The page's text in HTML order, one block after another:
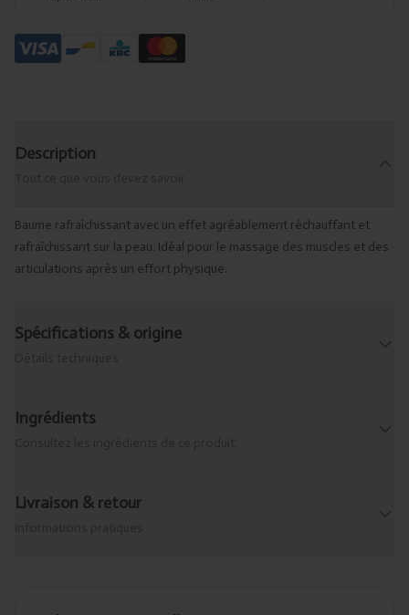
Description
Baume rafraîchissant avec un effet agréablement réchauffant et
rafraîchissant sur la peau. Idéal pour le massage des muscles et des
articulations après un effort physique.
Spécifications & origine
Ingrédients
Livraison & retour